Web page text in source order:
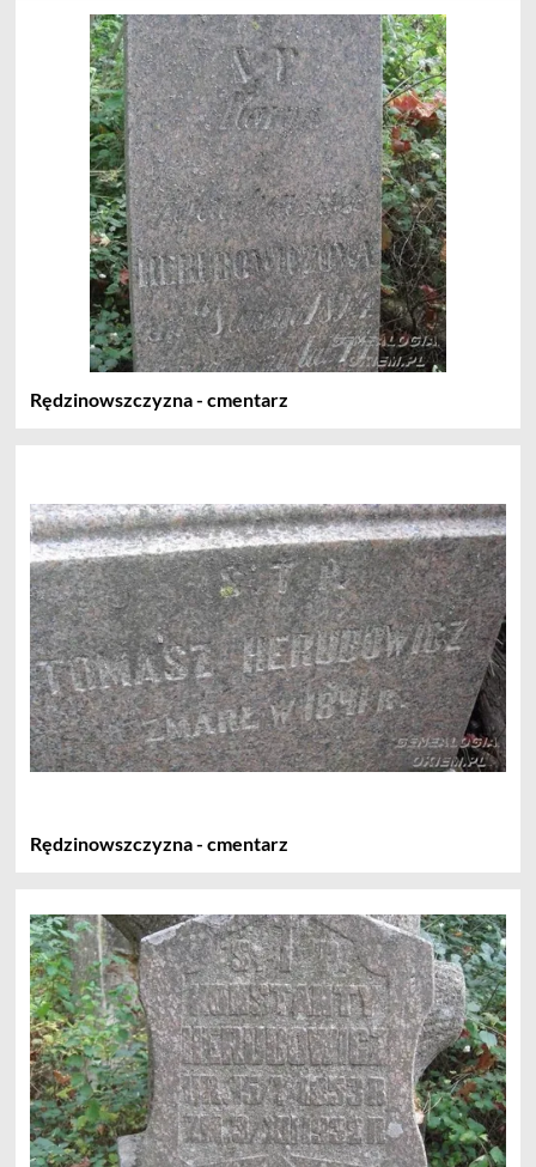
Rędzinowszczyzna - cmentarz
Rędzinowszczyzna - cmentarz